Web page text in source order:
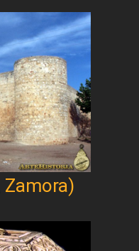
Zamora)